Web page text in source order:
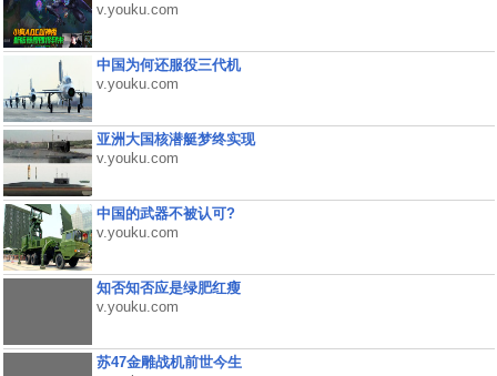
v.youku.com
中国为何还服役三代机
v.youku.com
亚洲大国核潜艇梦终实现
v.youku.com
中国的武器不被认可?
v.youku.com
知否知否应是绿肥红瘦
v.youku.com
苏47金雕战机前世今生